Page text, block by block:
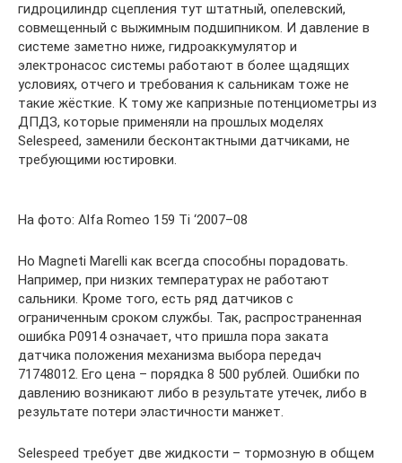
гидроцилиндр сцепления тут штатный, опелевский,
совмещенный с выжимным подшипником. И давление в
системе заметно ниже, гидроаккумулятор и
электронасос системы работают в более щадящих
условиях, отчего и требования к сальникам тоже не
такие жёсткие. К тому же капризные потенциометры из
ДПДЗ, которые применяли на прошлых моделях
Selespeed, заменили бесконтактными датчиками, не
требующими юстировки.
На фото: Alfa Romeo 159 Ti ‘2007–08
Но Magneti Marelli как всегда способны порадовать.
Например, при низких температурах не работают
сальники. Кроме того, есть ряд датчиков с
ограниченным сроком службы. Так, распространенная
ошибка P0914 означает, что пришла пора заката
датчика положения механизма выбора передач
71748012. Его цена – порядка 8 500 рублей. Ошибки по
давлению возникают либо в результате утечек, либо в
результате потери эластичности манжет.
Selespeed требует две жидкости – тормозную в общем